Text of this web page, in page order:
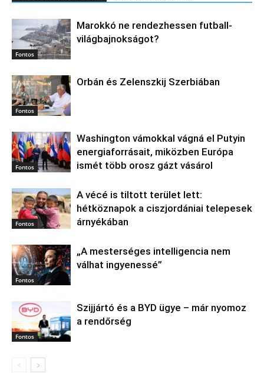
Fontos
Marokkó ne rendezhessen futball-
világbajnokságot?
Fontos
Orbán és Zelenszkij Szerbiában
Fontos
Washington vámokkal vágná el Putyin
energiaforrásait, miközben Európa
ismét több orosz gázt vásárol
Fontos
A vécé is tiltott terület lett:
hétköznapok a ciszjordániai telepesek
árnyékában
Fontos
„A mesterséges intelligencia nem
válhat ingyenessé”
Fontos
Szijjártó és a BYD ügye – már nyomoz
a rendőrség